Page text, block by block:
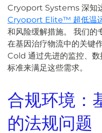
Cryoport Systems 深知
Cryoport Elite™ 超低温
和风险缓解措施。 我们的
在基因治疗物流中的关
Cold 通过先进的监控、
标准来满足这些需求。
合规环境：
的法规问题